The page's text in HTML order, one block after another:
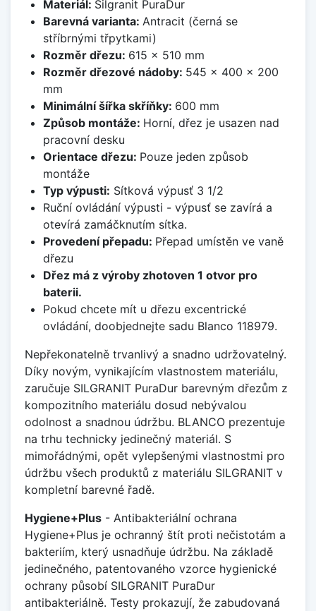
Materiál: Silgranit PuraDur
Barevná varianta: Antracit (černá se
stříbrnými třpytkami)
Rozměr dřezu: 615 x 510 mm
Rozměr dřezové nádoby: 545 x 400 x 200
mm
Minimální šířka skříňky: 600 mm
Způsob montáže: Horní, dřez je usazen nad
pracovní desku
Orientace dřezu: Pouze jeden způsob
montáže
Typ výpusti: Sítková výpusť 3 1/2
Ruční ovládání výpusti - výpusť se zavírá a
otevírá zamáčknutím sítka.
Provedení přepadu: Přepad umístěn ve vaně
dřezu
Dřez má z výroby zhotoven 1 otvor pro
baterii.
Pokud chcete mít u dřezu excentrické
ovládání, doobjednejte sadu Blanco 118979.
Nepřekonatelně trvanlivý a snadno udržovatelný.
Díky novým, vynikajícím vlastnostem materiálu,
zaručuje SILGRANIT PuraDur barevným dřezům z
kompozitního materiálu dosud nebývalou
odolnost a snadnou údržbu. BLANCO prezentuje
na trhu technicky jedinečný materiál. S
mimořádnými, opět vylepšenými vlastnostmi pro
údržbu všech produktů z materiálu SILGRANIT v
kompletní barevné řadě.
Hygiene+Plus - Antibakteriální ochrana
Hygiene+Plus je ochranný štít proti nečistotám a
bakteriím, který usnadňuje údržbu. Na základě
jedinečného, patentovaného vzorce hygienické
ochrany působí SILGRANIT PuraDur
antibakteriálně. Testy prokazují, že zabudovaná